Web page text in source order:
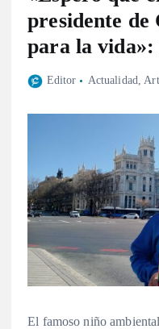
presidente de
para la
Editor Actualidad,
El famoso niño